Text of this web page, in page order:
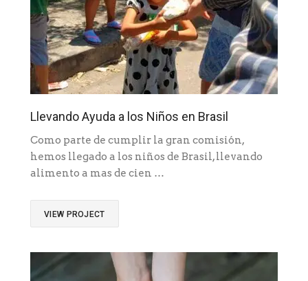
Llevando Ayuda a los Niños en Brasil
Como parte de cumplir la gran comisión,
hemos llegado a los niños de Brasil, llevando
alimento a mas de cien …
VIEW PROJECT